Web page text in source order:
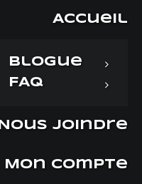
Accueil
Blogue
FAQ
Nous joindre
Mon compte